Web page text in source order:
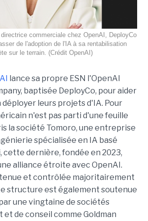
commerciale chez OpenAI, DeployCo
de l'adoption de l'IA à sa rentabilisation
sur le terrain. (Crédit OpenAI)
lance sa propre ESN l'OpenAI
baptisée DeployCo, pour aider
leurs projets d'IA. Pour
n'est pas parti d'une feuille
la société Tomoro, une entreprise
spécialisée en IA basé
cette dernière, fondée en 2023,
alliance étroite avec OpenAI.
et contrôlée majoritairement
structure est également soutenue
une vingtaine de sociétés
de conseil comme Goldman